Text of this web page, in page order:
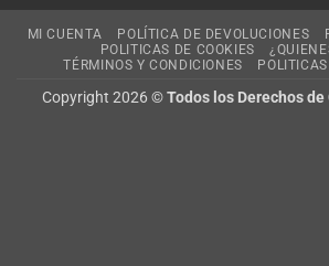
MI CUENTA POLÍTICA DE DEVOLUCIONES
POLITICAS DE COOKIES
TÉRMINOS Y CONDICIONES
Copyright 2026 ©Todos los Derechos